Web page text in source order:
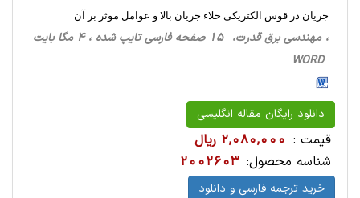
جریان در قوس الکتریکی خلاء جریان بالا و عوامل موثر بر آن
، مهندسی برق قدرت، 15 صفحه فارسی تایپ شده ، 4 مگا بایت
WORD
دانلود رایگان مقاله انگلیسی
قیمت : 2,080,000 ریال
شناسه محصول: 2002603
خرید ترجمه فارسی و دانلود